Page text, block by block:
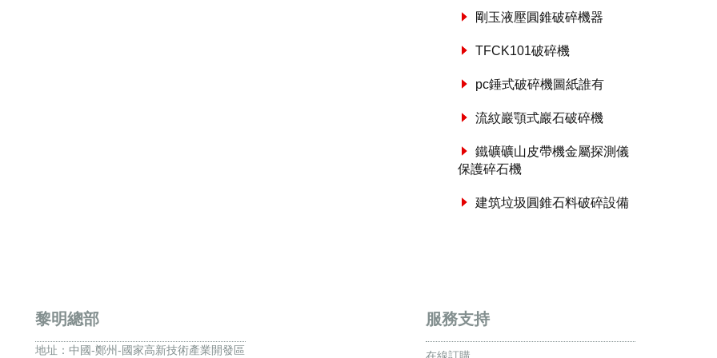
剛玉液壓圓錐破碎機器
TFCK101破碎機
pc錘式破碎機圖紙誰有
流紋巖顎式巖石破碎機
鐵礦礦山皮帶機金屬探測儀
保護碎石機
建筑垃圾圓錐石料破碎設備
黎明總部
地址： 中國-鄭州-國家高新技術產業開發區
服務支持